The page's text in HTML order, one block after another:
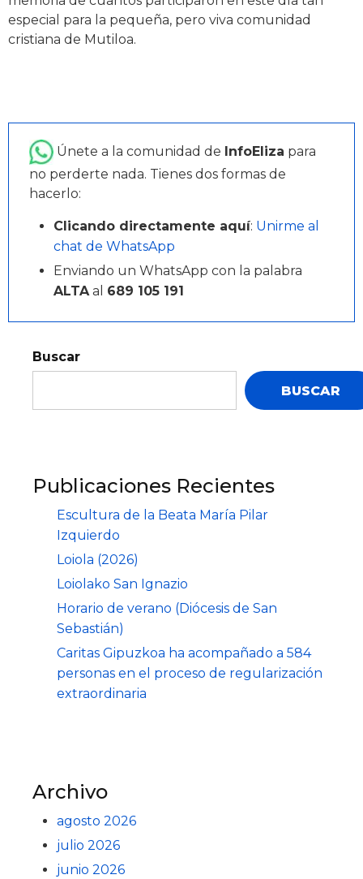
especial para la pequeña, pero viva comunidad
cristiana de Mutiloa.
Únete a la comunidad de InfoEliza para
no perderte nada. Tienes dos formas de
hacerlo:
Clicando directamente aquí: Unirme al
chat de WhatsApp
Enviando un WhatsApp con la palabra
ALTAal 689 105 191
Buscar
BUSCAR
Publicaciones Recientes
Escultura de la Beata María Pilar
Izquierdo
Loiola (2026)
Loiolako San Ignazio
Horario de verano (Diócesis de San
Sebastián)
Caritas Gipuzkoa ha acompañado a 584
personas en el proceso de regularización
extraordinaria
Archivo
agosto 2026
julio 2026
junio 2026